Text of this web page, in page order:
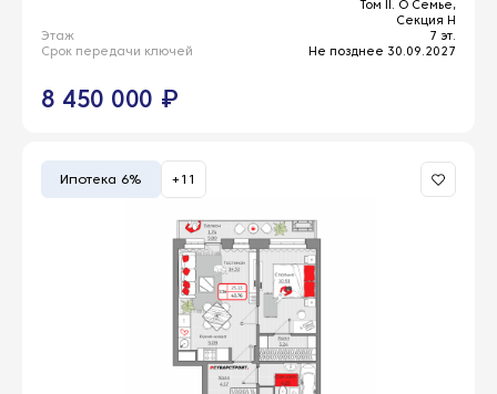
Том II. О Семье,
Секция Н
Этаж
7 эт.
Срок передачи ключей
Не позднее 30.09.2027
8 450 000 ₽
Ипотека 6% +11